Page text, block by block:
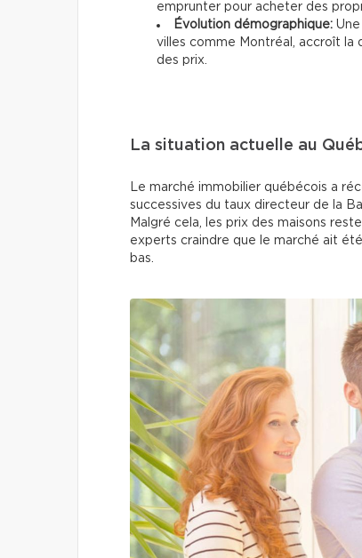
emprunter pour acheter des
Évolution démographique:
villes comme Montréal, accroît la
des prix.
La situation actuelle au
Le marché immobilier québécois a
successives du taux directeur de la
Malgré cela, les prix des maisons
experts craindre que le marché ait
bas.